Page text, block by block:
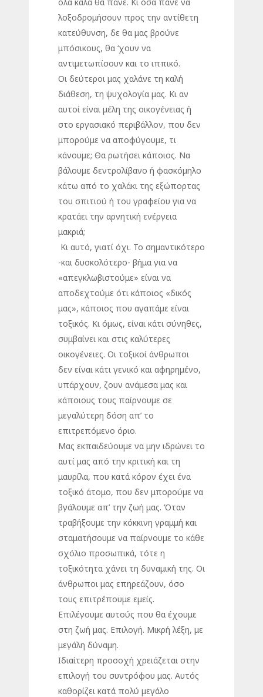
λοξοδρομήσουν προς την αντίθετη
κατεύθυνση, δε θα μας βρούνε
μπόσικους, θα ‘χουν να
αντιμετωπίσουν και το ιππικό.
Οι δεύτεροι μας χαλάνε τη καλή
διάθεση, τη ψυχολογία μας. Κι αν
αυτοί είναι μέλη της οικογένειας ή
στο εργασιακό περιβάλλον, που δεν
μπορούμε να αποφύγουμε, τι
κάνουμε; Θα ρωτήσει κάποιος. Να
βάλουμε δεντρολίβανο ή φασκόμηλο
κάτω από το χαλάκι της εξώπορτας
του σπιτιού ή του γραφείου για να
κρατάει την αρνητική ενέργεια
μακριά;
Κι αυτό, γιατί όχι. Το σημαντικότερο
-και δυσκολότερο- βήμα για να
«απεγκλωβιστούμε» είναι να
αποδεχτούμε ότι κάποιος «δικός
μας», κάποιος που αγαπάμε είναι
τοξικός. Κι όμως, είναι κάτι σύνηθες,
συμβαίνει και στις καλύτερες
οικογένειες. Οι τοξικοί άνθρωποι
δεν είναι κάτι γενικό και αφηρημένο,
υπάρχουν, ζουν ανάμεσα μας και
κάποιους τους παίρνουμε σε
μεγαλύτερη δόση απ’ το
επιτρεπόμενο όριο.
Μας εκπαιδεύουμε να μην ιδρώνει το
αυτί μας από την κριτική και τη
μαυρίλα, που κατά κόρον έχει ένα
τοξικό άτομο, που δεν μπορούμε να
βγάλουμε απ’ την ζωή μας. Όταν
τραβήξουμε την κόκκινη γραμμή και
σταματήσουμε να παίρνουμε το κάθε
σχόλιο προσωπικά, τότε η
τοξικότητα χάνει τη δυναμική της. Οι
άνθρωποι μας επηρεάζουν, όσο
τους επιτρέπουμε εμείς.
Επιλέγουμε αυτούς που θα έχουμε
στη ζωή μας. Επιλογή. Μικρή λέξη, με
μεγάλη δύναμη.
Ιδιαίτερη προσοχή χρειάζεται στην
επιλογή του συντρόφου μας. Αυτός
καθορίζει κατά πολύ μεγάλο